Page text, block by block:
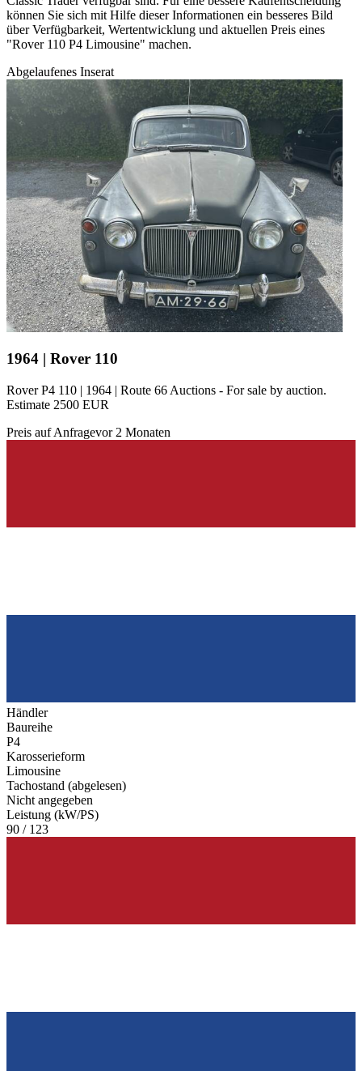
können Sie sich mit Hilfe dieser Informationen ein besseres Bild
über Verfügbarkeit, Wertentwicklung und aktuellen Preis eines
"Rover 110 P4 Limousine" machen.
Abgelaufenes Inserat
1964 | Rover 110
Rover P4 110 | 1964 | Route 66 Auctions - For sale by auction.
Estimate 2500 EUR
Preis auf Anfragevor 2 Monaten
Händler
Baureihe
P4
Karosserieform
Limousine
Tachostand (abgelesen)
Nicht angegeben
Leistung (kW/PS)
90 / 123